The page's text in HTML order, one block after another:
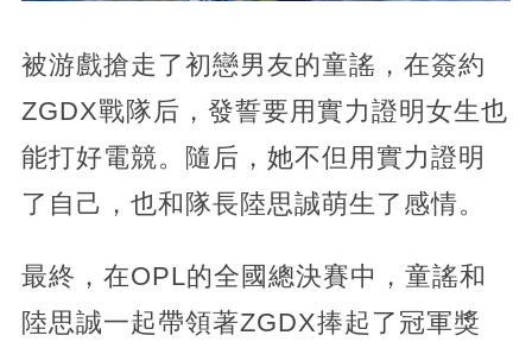
被游戲搶走了初戀男友的童謠，在簽約
ZGDX戰隊后，發誓要用實力證明女生也
能打好電競。隨后，她不但用實力證明
了自己，也和隊長陸思誠萌生了感情。
最終，在OPL的全國總決賽中，童謠和
陸思誠一起帶領著ZGDX捧起了冠軍獎